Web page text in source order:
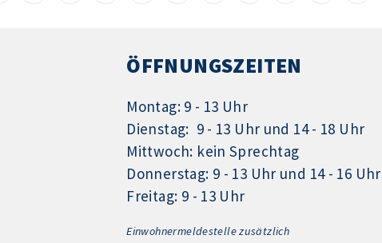
ÖFFNUNGSZEITEN
Montag: 9 - 13 Uhr
Dienstag: 9 - 13 Uhr und 14 - 18 Uhr
Mittwoch: kein Sprechtag
Donnerstag: 9 - 13 Uhr und 14 - 16 Uhr
Freitag: 9 - 13 Uhr
Einwohnermeldestelle zusätzlich